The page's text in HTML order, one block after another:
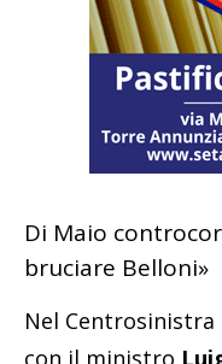
Di Maio
bruciare Belloni»
Nel
con il ministro